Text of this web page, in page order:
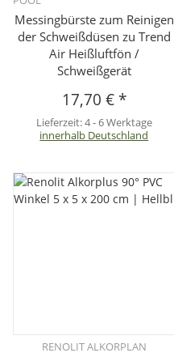
Messingbürste zum Reinigen
der Schweißdüsen zu Trend
Air Heißluftfön /
Schweißgerät
17,70 € *
Lieferzeit:4 - 6 Werktage
innerhalb Deutschland
RENOLIT ALKORPLAN